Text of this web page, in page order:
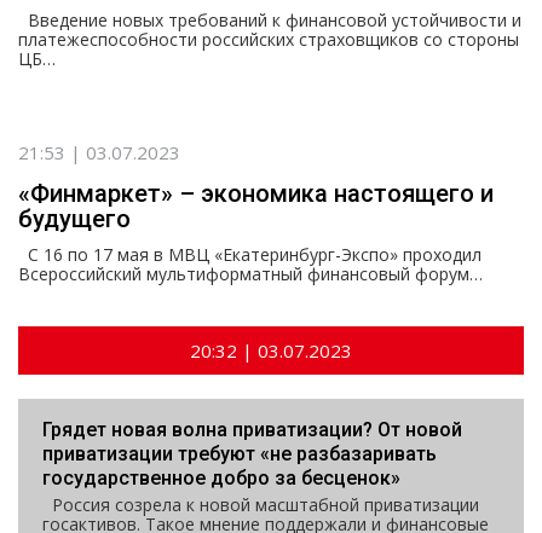
Введение новых требований к финансовой устойчивости и
платежеспособности российских страховщиков со стороны
ЦБ…
21:53 | 03.07.2023
«Финмаркет» – экономика настоящего и
будущего
С 16 по 17 мая в МВЦ «Екатеринбург-Экспо» проходил
Всероссийский мультиформатный финансовый форум…
20:32 | 03.07.2023
Грядет новая волна приватизации? От новой
приватизации требуют «не разбазаривать
государственное добро за бесценок»
Россия созрела к новой масштабной приватизации
госактивов. Такое мнение поддержали и финансовые